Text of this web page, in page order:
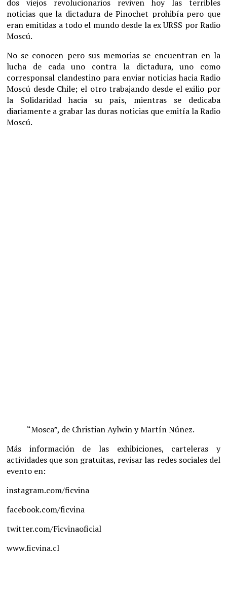
dos viejos revolucionarios reviven hoy las terribles
noticias que la dictadura de Pinochet prohibía pero que
eran emitidas a todo el mundo desde la ex URSS por Radio
Moscú.
No se conocen pero sus memorias se encuentran en la
lucha de cada uno contra la dictadura, uno como
corresponsal clandestino para enviar noticias hacia Radio
Moscú desde Chile; el otro trabajando desde el exilio por
la Solidaridad hacia su país, mientras se dedicaba
diariamente a grabar las duras noticias que emitía la Radio
Moscú.
“Mosca”, de Christian Aylwin y Martín Núñez.
Más información de las exhibiciones, carteleras y
actividades que son gratuitas, revisar las redes sociales del
evento en:
instagram.com/ficvina
facebook.com/ficvina
twitter.com/Ficvinaoficial
www.ficvina.cl